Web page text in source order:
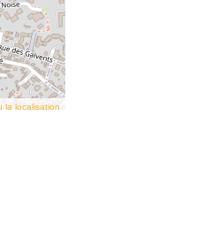
la localisation